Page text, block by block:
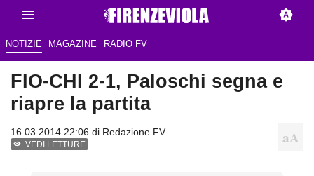
NOTIZIE MAGAZINE RADIO FV
FIO-CHI 2-1, Paloschi segna e
riapre la partita
16.03.2014 22:06 di Redazione FV
VEDI LETTURE